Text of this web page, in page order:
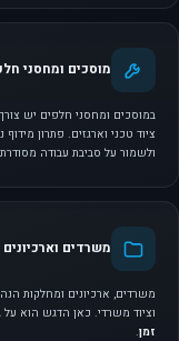
מוסכים ומחסני
במוסכים ומחסני חלפים יש
ציוד טכני וארגזים. פתרון
ולשמור על סביבת עבודה
משרדים וארכיונים
משרדים, ארכיונים ומחלקות
וציוד משרדי. כאן הדגש הוא
זמן.